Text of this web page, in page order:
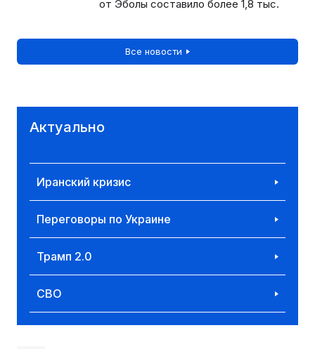
от Эболы составило более 1,8 тыс.
Все новости
Актуально
Иранский кризис
Переговоры по Украине
Трамп 2.0
СВО